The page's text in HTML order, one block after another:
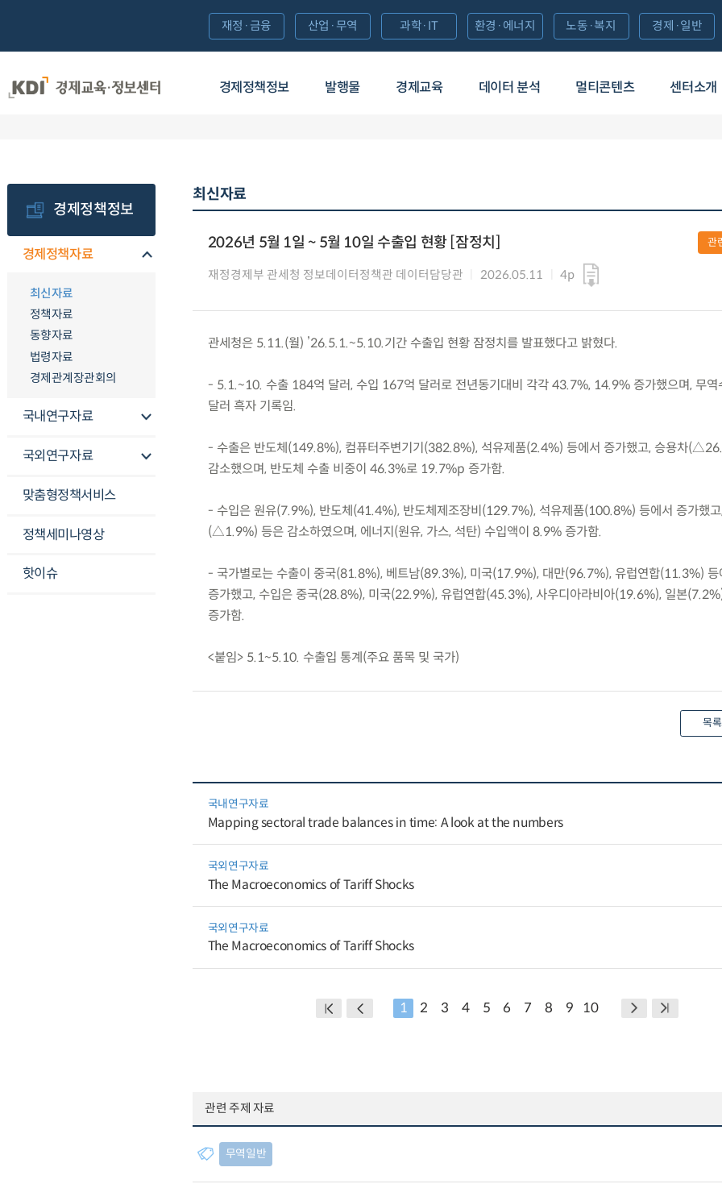
경제정책정보 발행물 경제교육 데이터 분석 멀티콘텐츠 센터소개
재정·금융 산업·무역 과학·IT 환경·에너지 노동·복지 경제·일반
경제정책정보
경제정책자료
최신자료
정책자료
동향자료
법령자료
경제관계장관회의
국내연구자료
국외연구자료
맞춤형정책서비스
정책세미나영상
핫이슈
최신자료
2026년 5월 1일 ~ 5월 10일 수출입 현황 [잠정치]
재정경제부 관세청 정보데이터정책관 데이터담당관 2026.05.11 4p
관
관세청은 5.11.(월) ’26.5.1.~5.10.기간 수출입 현황 잠정치를 발표했다고 밝혔다.
- 5.1.~10. 수출 184억 달러, 수입 167억 달러로 전년동기대비 각각 43.7%, 14.9% 증가했으며, 무역
달러 흑자 기록임.
- 수출은 반도체(149.8%), 컴퓨터주변기기(382.8%), 석유제품(2.4%) 등에서 증가했고, 승용차
감소했으며, 반도체 수출 비중이 46.3%로 19.7%p 증가함.
- 수입은 원유(7.9%), 반도체(41.4%), 반도체제조장비(129.7%), 석유제품(100.8%) 등에서 증가했
(△1.9%) 등은 감소하였으며, 에너지(원유, 가스, 석탄) 수입액이 8.9% 증가함.
- 국가별로는 수출이 중국(81.8%), 베트남(89.3%), 미국(17.9%), 대만(96.7%), 유럽연합(11.3%) 등
증가했고, 수입은 중국(28.8%), 미국(22.9%), 유럽연합(45.3%), 사우디아라비아(19.6%), 일본
증가함.
<붙임> 5.1~5.10. 수출입 통계(주요 품목 및 국가)
목록
국내연구자료
Mapping sectoral trade balances in time: A look at the numbers
국외연구자료
The Macroeconomics of Tariff Shocks
국외연구자료
The Macroeconomics of Tariff Shocks
1 2 3 4 5 6 7 8 9 10
관련 주제 자료
무역일반